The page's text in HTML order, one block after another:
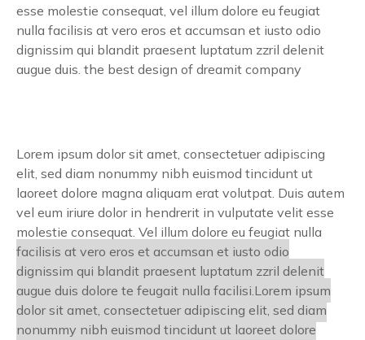
esse molestie consequat, vel illum dolore eu feugiat
nulla facilisis at vero eros et accumsan et iusto odio
dignissim qui blandit praesent luptatum zzril delenit
augue duis. the best design of dreamit company
Lorem ipsum dolor sit amet, consectetuer adipiscing
elit, sed diam nonummy nibh euismod tincidunt ut
laoreet dolore magna aliquam erat volutpat. Duis autem
vel eum iriure dolor in hendrerit in vulputate velit esse
molestie consequat. Vel illum dolore eu feugiat nulla
facilisis at vero eros et accumsan et iusto odio
dignissim qui blandit praesent luptatum zzril delenit
augue duis dolore te feugait nulla facilisi.Lorem ipsum
dolor sit amet, consectetuer adipiscing elit, sed diam
nonummy nibh euismod tincidunt ut laoreet dolore